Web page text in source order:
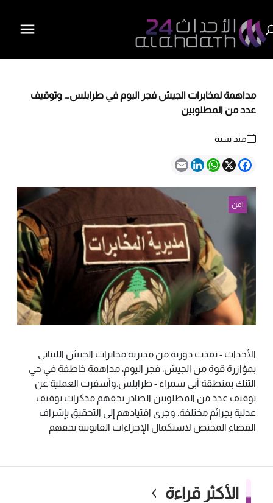
مداهمة لمخابرات الجيش فجر اليوم في طرابلس... وتوقيف
عدد من المطلوبين
منذ سنة
Facebook
X
WhatsApp
LinkedIn
Email
امن
الأحداث - نفذت دورية من مديرية مخابرات الجيش اللبناني
بمؤازرة قوة من الجيش، فجر اليوم، مداهمة خاطفة في حي
التنك بمنطقة أبي سمراء - طرابلس.وأسفرت العملية عن
توقيف عدد من المطلوبين الصادر بحقهم مذكرات توقيف
عدلية بجرائم مختلفة. وجرى اقتيادهم إلى التحقيق بإشراف
القضاء المختص لاستكمال الإجراءات القانونية بحقهم
الأكثر قراءة